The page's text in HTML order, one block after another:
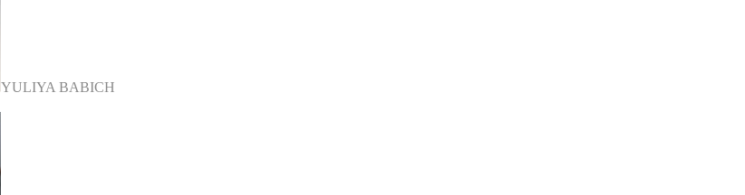
YULIYA BABICH